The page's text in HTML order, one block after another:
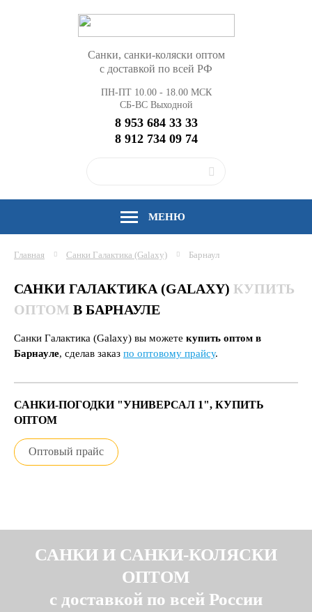
Санки, санки-коляски оптом
с доставкой по всей РФ
ПН-ПТ 10.00 - 18.00 МСК
СБ-ВС Выходной
8 953 684 33 33
8 912 734 09 74
МЕНЮ
Главная Санки Галактика (Galaxy) Барнаул
САНКИ ГАЛАКТИКА (GALAXY) КУПИТЬ
ОПТОМ В БАРНАУЛЕ
Санки Галактика (Galaxy) вы можете купить оптом в
Барнауле, сделав заказ по оптовому прайсу.
САНКИ-ПОГОДКИ "УНИВЕРСАЛ 1", КУПИТЬ
ОПТОМ
Оптовый прайс
САНКИ И САНКИ-КОЛЯСКИ
ОПТОМ
с доставкой по всей России